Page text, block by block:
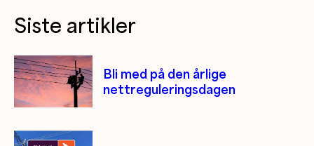
Siste artikler
Bli med på den årlige
nettreguleringsdagen